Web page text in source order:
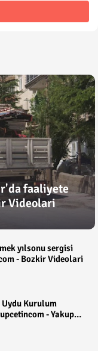
faaliyete
Videolari
yılsonu sergisi
- Bozkir Videolari
Uydu Kurulum
- Yakup